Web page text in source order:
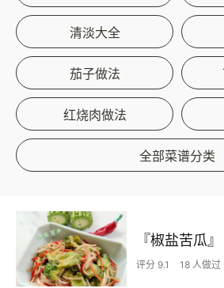
清淡大全
茄子做法
红烧肉做法
全部菜谱分类
『椒盐苦瓜』
评分 9.1 18 人做过